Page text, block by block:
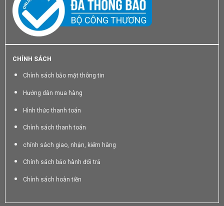
CHÍNH SÁCH
Chính sách bảo mật thông tin
Hướng dẫn mua hàng
Hình thức thanh toán
Chính sách thanh toán
chính sách giao, nhận, kiểm hàng
Chính sách bảo hành đổi trả
Chính sách hoàn tiền